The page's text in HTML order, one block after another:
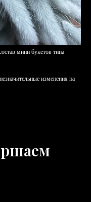
мини букетов типа
изменения на